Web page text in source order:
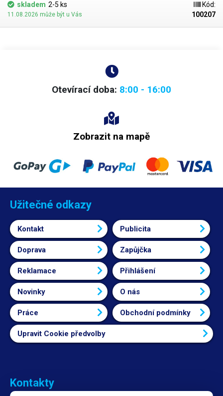
skladem 2-5 ks
11.08.2026 může být u Vás
Kód:
100207
Otevírací doba: 8:00 - 16:00
Zobrazit na mapě
Užitečné odkazy
Kontakt Publicita
Doprava Zapůjčka
Reklamace Přihlášení
Novinky O nás
Práce Obchodní podmínky
Upravit Cookie předvolby
Kontakty